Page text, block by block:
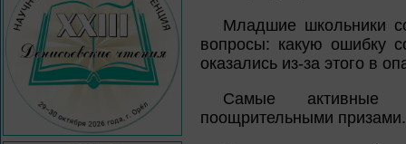
Младшие школьники
вопросы: какую ошибку
оказались из-за этого в
Самые активные
поощрительными призами.